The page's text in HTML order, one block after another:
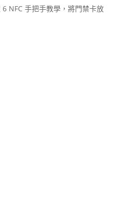
6 NFC 手把手教學，將門禁卡放